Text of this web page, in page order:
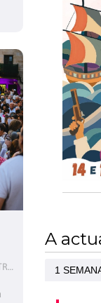
CANTO COLECTIVO NAS PRAZAS DO CENTRO HISTÓRICO
A
1